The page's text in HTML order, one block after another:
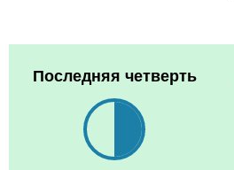
Последняя четверть